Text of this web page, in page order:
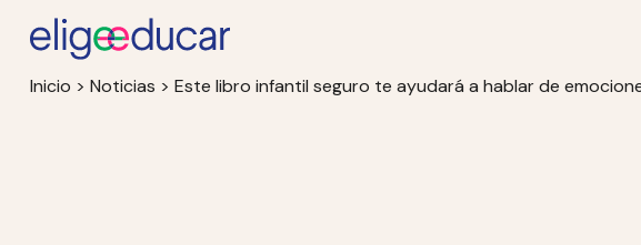
Inicio > Noticias > Este libro infantil seguro te ayudará a hablar de